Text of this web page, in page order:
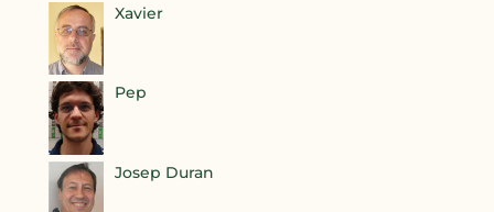
Xavier
Pep
Josep Duran